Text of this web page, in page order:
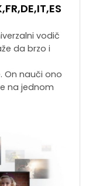
vodič
da brzo i
On nauči ono
na jednom